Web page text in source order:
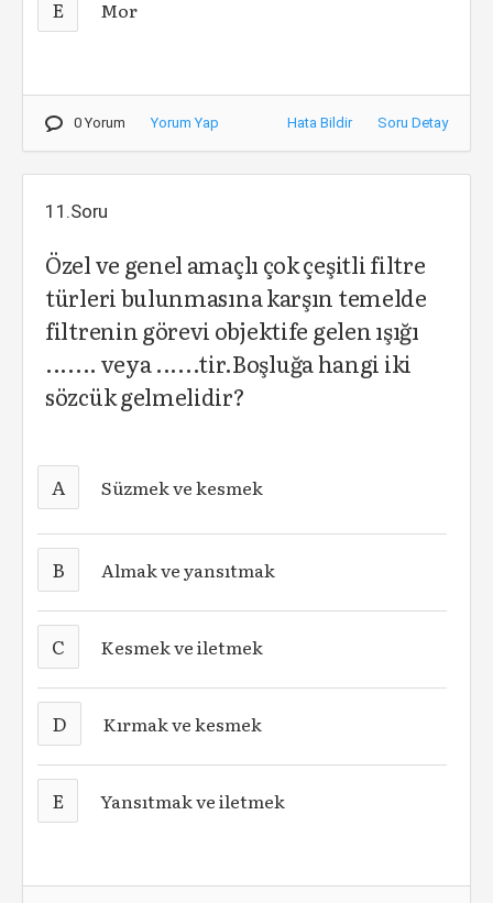
E Mor
0 Yorum Yorum Yap Hata Bildir Soru Detay
11.Soru
Özel ve genel amaçlı çok çeşitli filtre
türleri bulunmasına karşın temelde
filtrenin görevi objektife gelen ışığı
....... veya ......tir.Boşluğa hangi iki
sözcük gelmelidir?
A Süzmek ve kesmek
B Almak ve yansıtmak
C Kesmek ve iletmek
D Kırmak ve kesmek
E Yansıtmak ve iletmek